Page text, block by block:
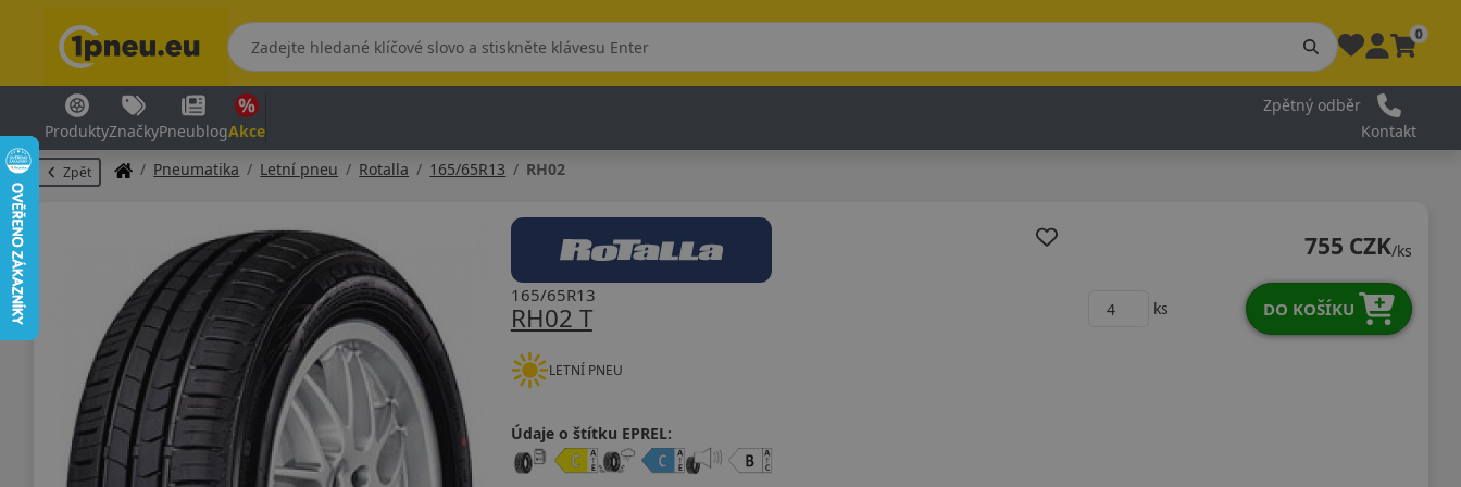
0
ProduktyZnačkyPneublogAkce
Zpětný odběr
Kontakt
Zpět Pneumatika Letní pneu Rotalla 165/65R13 RH02
RH02 T
165/65R13
LETNÍ PNEU
Údaje o štítku EPREL:
755 CZK/ks
ks DO KOŠÍKU